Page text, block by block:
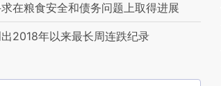
在粮食安全和债务问题上取得进展
2018年以来最长周连跌纪录